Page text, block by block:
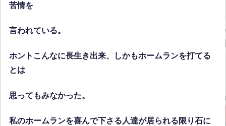
苦情を
言われている。
ホントこんなに長生き出来、しかもホームランを打てる
とは
思ってもみなかった。
私のホームランを喜んで下さる人達が居られる限り石に